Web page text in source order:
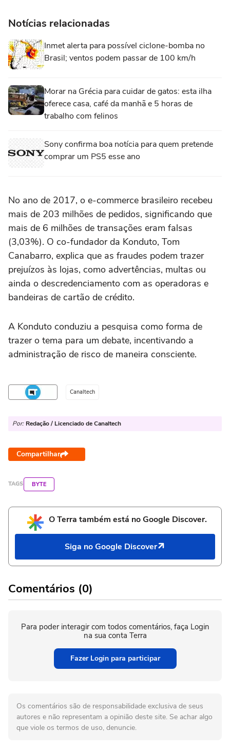
Notícias relacionadas
Inmet alerta para possível ciclone-bomba no
Brasil; ventos podem passar de 100 km/h
Morar na Grécia para cuidar de gatos: esta ilha
oferece casa, café da manhã e 5 horas de
trabalho com felinos
Sony confirma boa notícia para quem pretende
comprar um PS5 esse ano
No ano de 2017, o e-commerce brasileiro recebeu
mais de 203 milhões de pedidos, significando que
mais de 6 milhões de transações eram falsas
(3,03%). O co-fundador da Konduto, Tom
Canabarro, explica que as fraudes podem trazer
prejuízos às lojas, como advertências, multas ou
ainda o descredenciamento com as operadoras e
bandeiras de cartão de crédito.
A Konduto conduziu a pesquisa como forma de
trazer o tema para um debate, incentivando a
administração de risco de maneira consciente.
Canaltech
Por: Redação / Licenciado de Canaltech
Compartilhar
TAGS BYTE
O Terra também está no Google Discover.
Siga no Google Discover
Comentários (0)
Para poder interagir com todos comentários, faça Login
na sua conta Terra
Fazer Login para participar
Os comentários são de responsabilidade exclusiva de seus
autores e não representam a opinião deste site. Se achar algo
que viole os termos de uso, denuncie.